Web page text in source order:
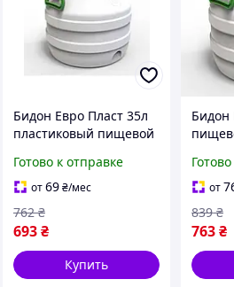
Бидон Евро Пласт 35л
пластиковый пищевой
[1734-liht]
Готово к отправке
от69₴/мес
693₴
762 ₴
Купить
Бидон
liht]от
763₴
839 ₴